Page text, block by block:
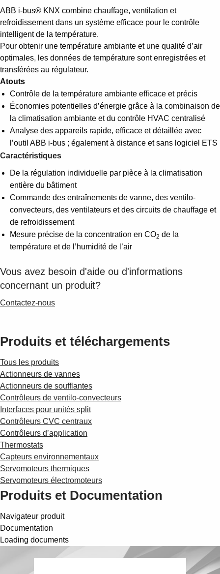
Suggestions
Products
See more products
Shopping list preview
ABB i-bus® KNX combine chauffage, ventilation et
refroidissement dans un système efficace pour le contrôle
intelligent de la température.
Pour obtenir une température ambiante et une qualité d’air
optimales, les données de température sont enregistrées et
transférées au régulateur.
Atouts
Contrôle de la température ambiante efficace et précis
Économies potentielles d’énergie grâce à la combinaison de
la climatisation ambiante et du contrôle HVAC centralisé
Analyse des appareils rapide, efficace et détaillée avec
l’outil ABB i-bus ; également à distance et sans logiciel ETS
Caractéristiques
De la régulation individuelle par pièce à la climatisation
entière du bâtiment
Commande des entraînements de vanne, des ventilo-
convecteurs, des ventilateurs et des circuits de chauffage et
de refroidissement
Mesure précise de la concentration en CO2 de la
température et de l’humidité de l’air
Vous avez besoin d'aide ou d'informations
concernant un produit?
Contactez-nous
Produits et téléchargements
Tous les produits
Actionneurs de vannes
Actionneurs de soufflantes
Contrôleurs de ventilo-convecteurs
Interfaces pour unités split
Contrôleurs CVC centraux
Contrôleurs d’application
Thermostats
Capteurs environnementaux
Servomoteurs thermiques
Servomoteurs électromoteurs
Produits et Documentation
Navigateur produit
Documentation
Loading documents